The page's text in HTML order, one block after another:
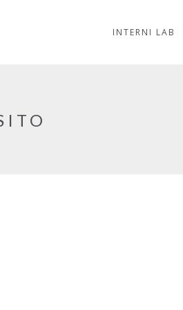
INTERNI LAB